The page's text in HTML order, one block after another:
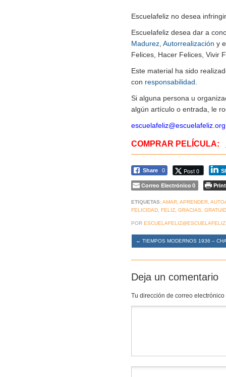
Escuelafeliz no desea
Escuelafeliz desea dar a
Madurez Autorrealización y
Felices, Hacer Felices, Vivir
Este material ha sido
con responsabilidad
Si alguna persona u
algún artículo o entrada, le
escuelafeliz@escuelafeliz.org
COMPRAR PELÍCULA:
Share 0 Post 0
Correo Electrónico 0 Print
ETIQUETAS:AMAR APRENDER
FELICIDAD FELIZ GRACIAS
POR
← TIEMPOS MODERNOS 1936 –
Deja un comentario
Tu dirección de correo